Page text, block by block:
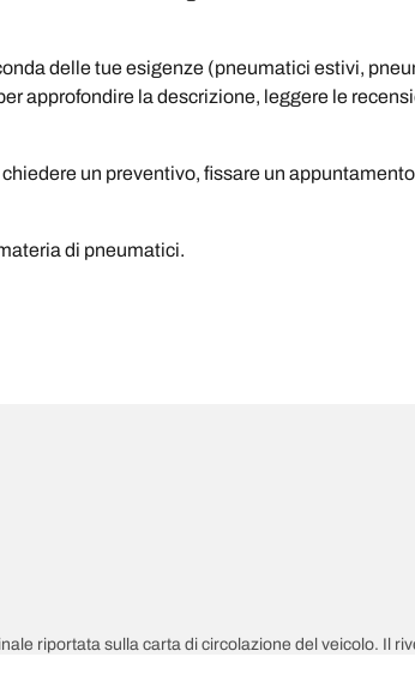
delle tue esigenze (pneumatici estivi,
approfondire la descrizione, leggere le
un preventivo, fissare un appuntamento
di pneumatici.
riportata sulla carta di circolazione del veicolo. Il